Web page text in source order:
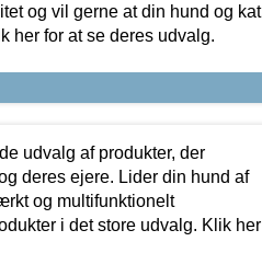
og vil gerne at din hund og kat
her for at se deres udvalg.
udvalg af produkter, der
deres ejere. Lider din hund af
og multifunktionelt
i det store udvalg. Klik her